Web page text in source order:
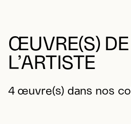
ŒUVRE(S) DE
L’ARTISTE
4 œuvre(s) dans nos